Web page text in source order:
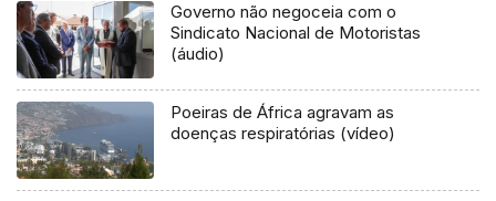
Governo não negoceia com o
Sindicato Nacional de Motoristas
(áudio)
Poeiras de África agravam as
doenças respiratórias (vídeo)